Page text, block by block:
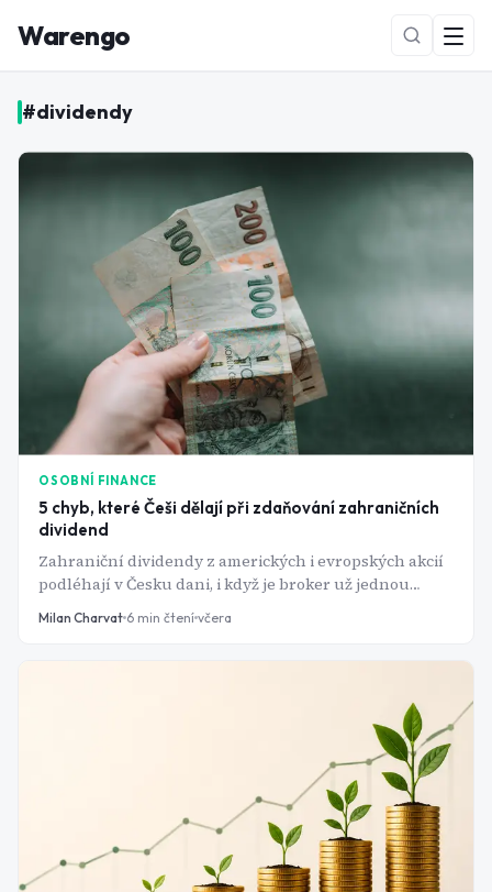
Warengo
NOVÉ
#dividendy
OSOBNÍ FINANCE
5 chyb, které Češi dělají při zdaňování zahraničních
dividend
Zahraniční dividendy z amerických i evropských akcií
podléhají v Česku dani, i když je broker už jednou
zdanil v zahraničí. Pět opakujících se pochybení
Milan Charvat 6 min čtení včera